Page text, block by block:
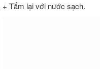
+ Tắm lại với nước sạch.